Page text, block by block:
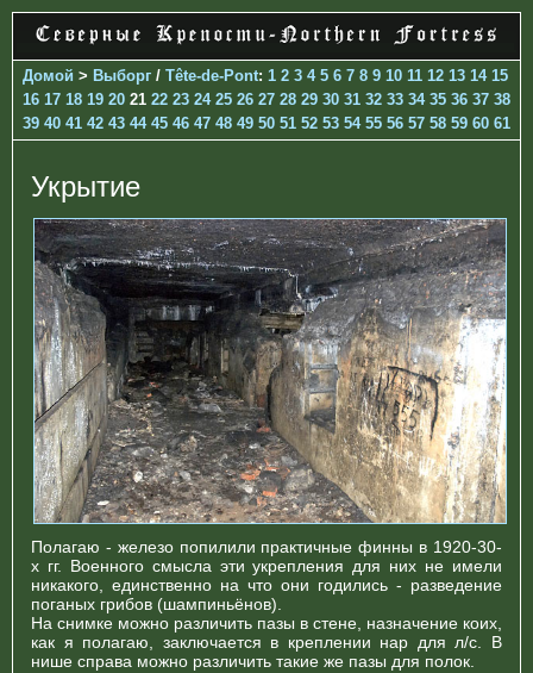
Домой > Выборг / Tête-de-Pont: 1 2 3 4 5 6 7 8 9 10 11 12 13 14 15
16 17 18 19 20 21 22 23 24 25 26 27 28 29 30 31 32 33 34 35 36 37 38
39 40 41 42 43 44 45 46 47 48 49 50 51 52 53 54 55 56 57 58 59 60 61
Укрытие
Полагаю - железо попилили практичные финны в 1920-30-
х гг. Военного смысла эти укрепления для них не имели
никакого, единственно на что они годились - разведение
поганых грибов (шампиньёнов).
На снимке можно различить пазы в стене, назначение коих,
как я полагаю, заключается в креплении нар для л/с. В
нише справа можно различить такие же пазы для полок.